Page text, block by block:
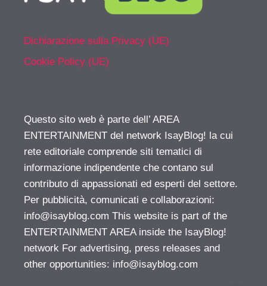
Dichiarazione sulla Privacy (UE)
Cookie Policy (UE)
Questo sito web è parte dell’ AREA
ENTERTAINMENT del network IsayBlog! la cui
rete editoriale comprende siti tematici di
informazione indipendente che contano sul
contributo di appassionati ed esperti del settore.
Per pubblicità, comunicati e collaborazioni:
info@isayblog.com This website is part of the
ENTERTAINMENT AREA inside the IsayBlog!
network For advertising, press releases and
other opportunities: info@isayblog.com